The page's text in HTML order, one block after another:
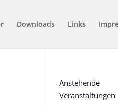
Downloads Links
Anstehende
Veranstaltungen